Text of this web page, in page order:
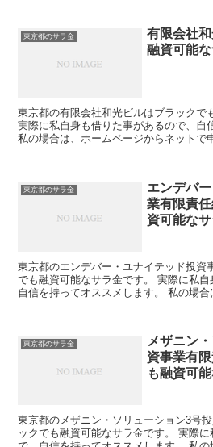
東京都のサラ金
有限会社
融資可能な
東京都の有限会社和光ビルはブラックで
実際に私自身も借りた事があるので、自
私の場合は、ホームページからネットで
東京都のサラ金
エンデバ
業有限責
資可能なサ
東京都のエンデバー・ユナイテッド投資
でも融資可能なサラ金です。 実際に私自
自信を持ってオススメします。 私の場合
東京都のサラ金
メザニン
資事業有
も融資可
東京都のメザニン・ソリューション3号
ックでも融資可能なサラ金です。 実際